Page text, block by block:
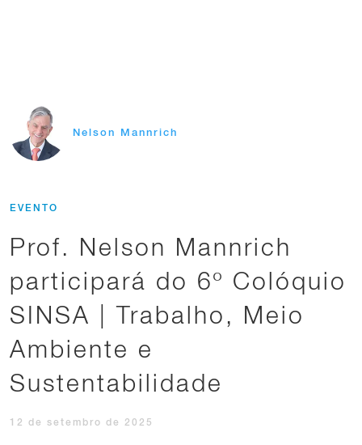
Nelson Mannrich
EVENTO
Prof. Nelson Mannrich
participará do 6º Colóquio
SINSA | Trabalho, Meio
Ambiente e
Sustentabilidade
12 de setembro de 2025